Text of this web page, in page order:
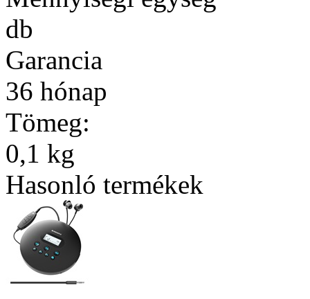
db
Garancia
36 hónap
Tömeg:
0,1 kg
Hasonló termékek